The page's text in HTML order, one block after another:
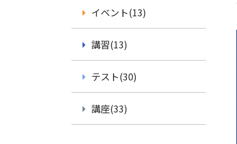
イベント(13)
講習(13)
テスト(30)
講座(33)